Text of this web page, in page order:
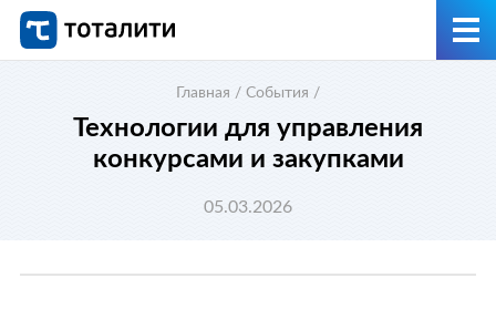
Главная / События /
Технологии для управления
конкурсами и закупками
05.03.2026